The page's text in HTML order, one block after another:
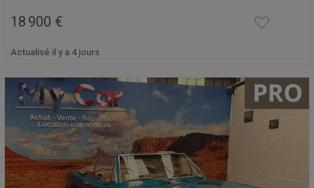
18 900 €
Actualisé il y a 4 jours